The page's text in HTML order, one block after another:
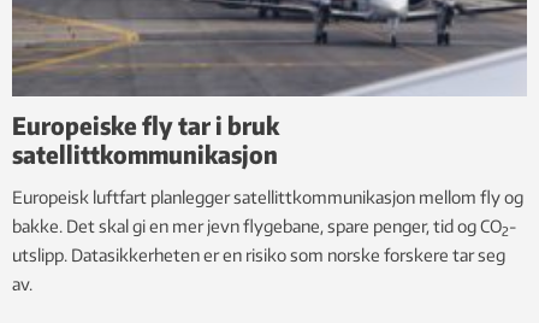
Europeiske fly tar i bruk
satellittkommunikasjon
Europeisk luftfart planlegger satellittkommunikasjon mellom fly og
bakke. Det skal gi en mer jevn flygebane, spare penger, tid og CO2-
utslipp. Datasikkerheten er en risiko som norske forskere tar seg
av.